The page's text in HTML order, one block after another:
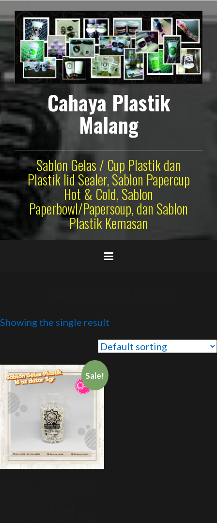
ke
konten
Cahaya Plastik
Malang
Sablon Gelas / Cup Plastik dan
Plastik lid Sealer, Sablon Papercup
Hot & Cold, Sablon
Paperbowl/Papersoup, dan Sablon
Plastik Kemasan
Showing the single result
Sale!